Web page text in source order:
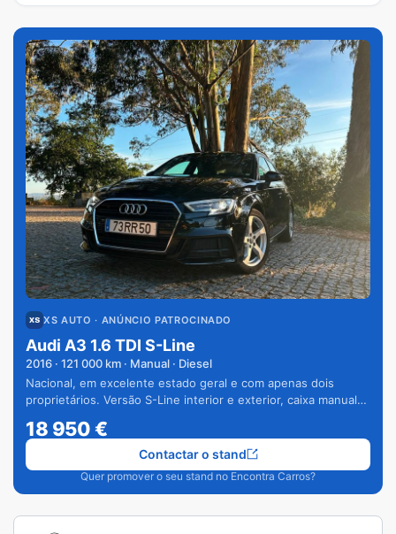
XS AUTO · ANÚNCIO PATROCINADO
Audi A3 1.6 TDI S-Line
2016 · 121 000 km · Manual · Diesel
Nacional, em excelente estado geral e com apenas dois
proprietários. Versão S-Line interior e exterior, caixa manual
18 950€
Quer promover o seu stand no Encontra Carros?
Contactar o stand